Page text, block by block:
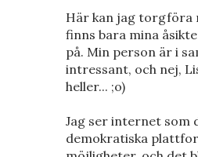
Här kan jag torgföra
finns bara mina
på. Min person är i
intressant, och nej,
heller... ;o)
Jag ser internet som
demokratiska